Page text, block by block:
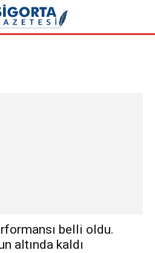
belli oldu.
altında kaldı